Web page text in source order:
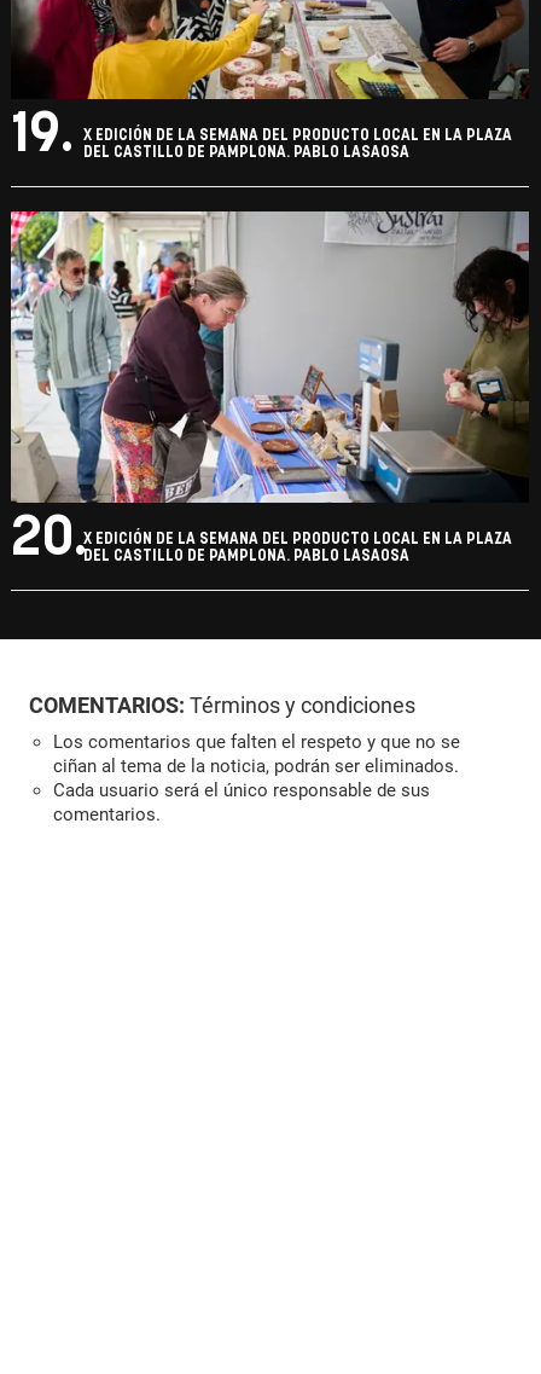
19.
X EDICIÓN DE LA SEMANA DEL PRODUCTO LOCAL EN LA PLAZA
DEL CASTILLO DE PAMPLONA. PABLO LASAOSA
20.X EDICIÓN DE LA SEMANA DEL PRODUCTO LOCAL EN LA PLAZA
DEL CASTILLO DE PAMPLONA. PABLO LASAOSA
COMENTARIOS: Términos y condiciones
Los comentarios que falten el respeto y que no se
ciñan al tema de la noticia, podrán ser eliminados.
Cada usuario será el único responsable de sus
comentarios.